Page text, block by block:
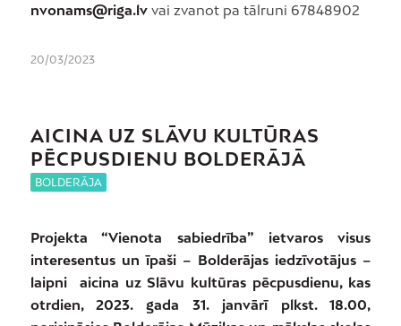
nvonams@riga.lvvai zvanot pa tālruni 67848902
20/03/2023
AICINA UZ SLĀVU KULTŪRAS
PĒCPUSDIENU BOLDERĀJĀ
BOLDERĀJA
Projekta “Vienota sabiedrība” ietvaros visus
interesentus un īpaši – Bolderājas iedzīvotājus –
laipni aicina uz Slāvu kultūras pēcpusdienu, kas
otrdien, 2023. gada 31. janvārī plkst. 18.00,